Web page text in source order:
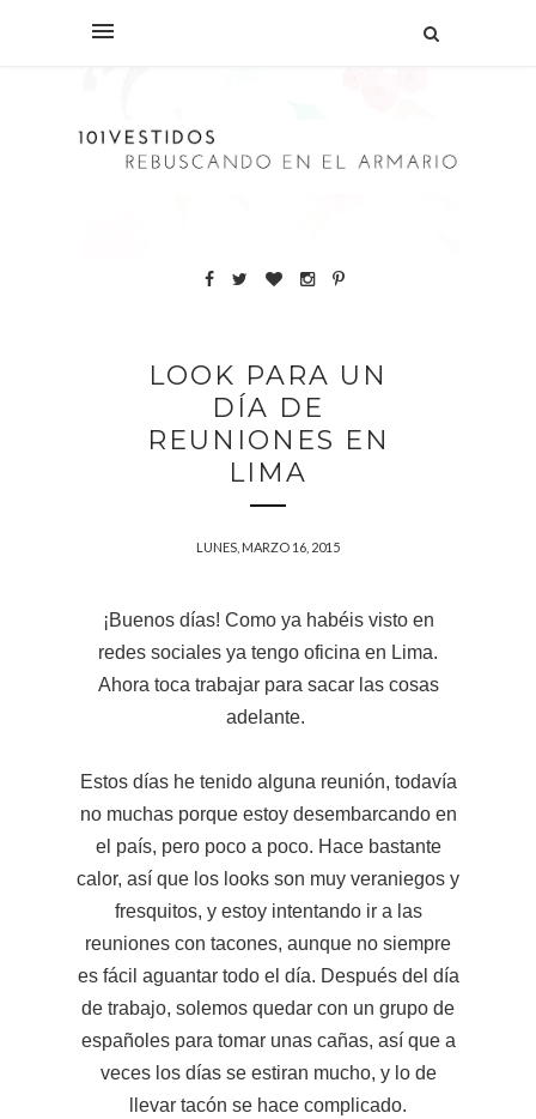
LOOK PARA UN
DÍA DE
REUNIONES EN
LIMA
LUNES, MARZO 16, 2015
¡Buenos días! Como ya habéis visto en
redes sociales ya tengo oficina en Lima.
Ahora toca trabajar para sacar las cosas
adelante.
Estos días he tenido alguna reunión, todavía
no muchas porque estoy desembarcando en
el país, pero poco a poco. Hace bastante
calor, así que los looks son muy veraniegos y
fresquitos, y estoy intentando ir a las
reuniones con tacones, aunque no siempre
es fácil aguantar todo el día. Después del día
de trabajo, solemos quedar con un grupo de
españoles para tomar unas cañas, así que a
veces los días se estiran mucho, y lo de
llevar tacón se hace complicado.